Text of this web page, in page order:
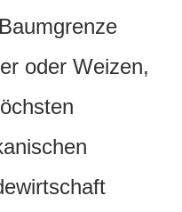
oder Weizen,